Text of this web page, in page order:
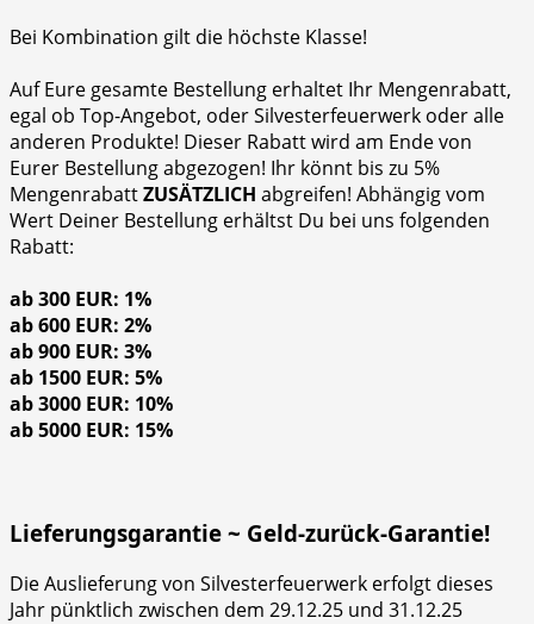
Bei Kombination gilt die höchste Klasse!
Auf Eure gesamte Bestellung erhaltet Ihr Mengenrabatt,
egal ob Top-Angebot, oder Silvesterfeuerwerk oder alle
anderen Produkte! Dieser Rabatt wird am Ende von
Eurer Bestellung abgezogen! Ihr könnt bis zu 5%
MengenrabattZUSÄTZLICH abgreifen! Abhängig vom
Wert Deiner Bestellung erhältst Du bei uns folgenden
Rabatt:
ab 300 EUR: 1%
ab 600 EUR: 2%
ab 900 EUR: 3%
ab 1500 EUR: 5%
ab 3000 EUR: 10%
ab 5000 EUR: 15%
Lieferungsgarantie ~ Geld-zurück-Garantie!
Die Auslieferung von Silvesterfeuerwerk erfolgt dieses
Jahr pünktlich zwischen dem 29.12.25 und 31.12.25